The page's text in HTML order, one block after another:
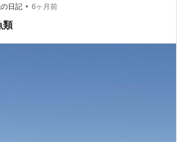
公園…
日記 • 6ヶ月前
類